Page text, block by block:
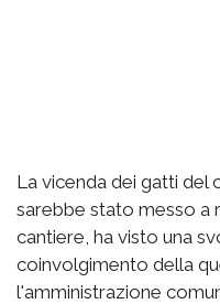
La vicenda dei gatti del
sarebbe stato messo a
cantiere, ha visto una
coinvolgimento della
l'amministrazione